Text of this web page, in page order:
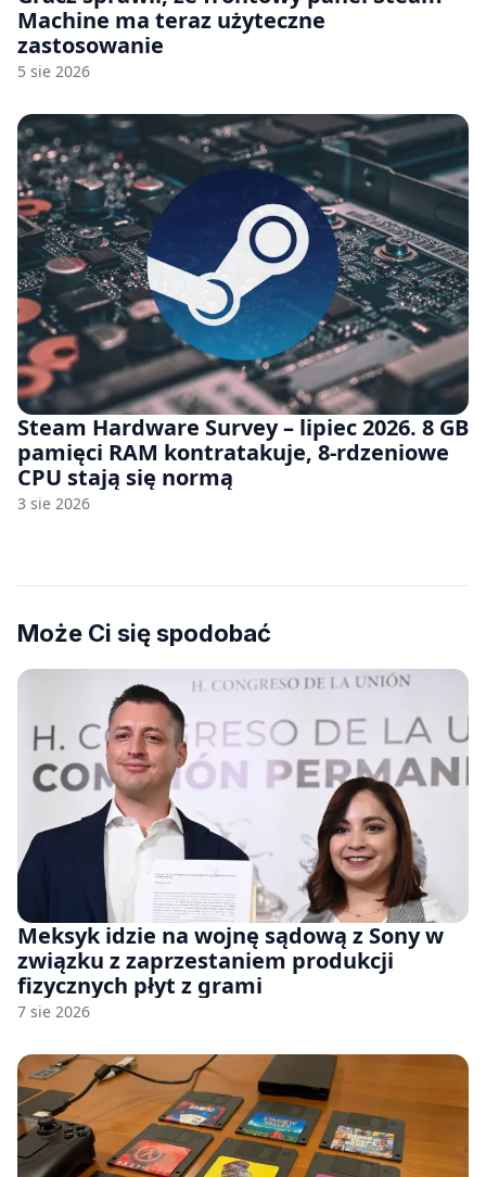
Machine ma teraz użyteczne
zastosowanie
5 sie 2026
Steam Hardware Survey – lipiec 2026. 8 GB
pamięci RAM kontratakuje, 8-rdzeniowe
CPU stają się normą
3 sie 2026
Może Ci się spodobać
Meksyk idzie na wojnę sądową z Sony w
związku z zaprzestaniem produkcji
fizycznych płyt z grami
7 sie 2026